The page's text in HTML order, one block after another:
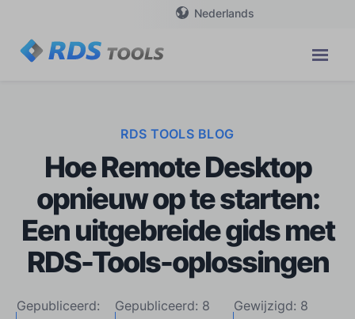
Nederlands
RDS TOOLS BLOG
Hoe Remote Desktop
opnieuw op te starten:
Een uitgebreide gids met
RDS-Tools-oplossingen
Gepubliceerd:
Gepubliceerd: 8
Gewijzigd: 8